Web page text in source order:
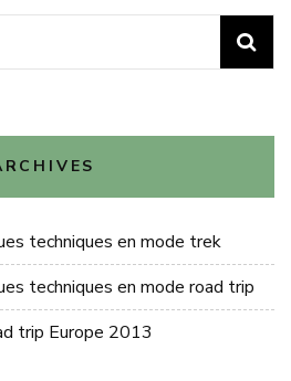
techniques en mode trek
techniques en mode road trip
trip Europe 2013